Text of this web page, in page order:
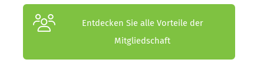
Entdecken Sie alle Vorteile der
Mitgliedschaft